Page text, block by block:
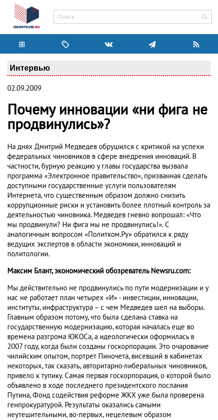
Интервью
02.09.2009
Почему инновации «ни фига не
продвинулись»?
На днях Дмитрий Медведев обрушился с критикой на успехи
федеральных чиновников в сфере внедрения инноваций. В
частности, бурную реакцию у главы государства вызвала
программа «Электронное правительство», призванная сделать
доступными государственные услуги пользователям
Интернета, что существенным образом должно снизить
коррупционные риски и установить более плотный контроль за
деятельностью чиновника. Медведев гневно вопрошал: «Что
мы продвинули? Ни фига мы не продвинулись!». С
аналогичным вопросом «Политком.Ру» обратился к ряду
ведущих экспертов в области экономики, инноваций и
политологии.
Максим Блант, экономический обозреватель Newsru.com:
Мы действительно не продвинулись по пути модернизации и у
нас не работает план четырех «И» - инвестиции, инновации,
институты, инфраструктура – с чем Медведев шел на выборы.
Главным образом потому, что была сделана ставка на
государственную модернизацию, которая началась еще во
времена разгрома ЮКОСа, а идеологически оформилась в
2007 году, когда были созданы госкорпорации. Это очарование
чилийским опытом, портрет Пиночета, висевший в кабинетах
некоторых, так сказать, авторитарно-либеральных чиновников,
привело к тупику. Самая первая госкорпорация, о которой было
объявлено в ходе последнего президентского послания
Путина, Фонд содействия реформе ЖКХ уже была проверена
генпрокуратурой. Результаты оказались самыми
неутешительными, во-первых, нецелевым образом